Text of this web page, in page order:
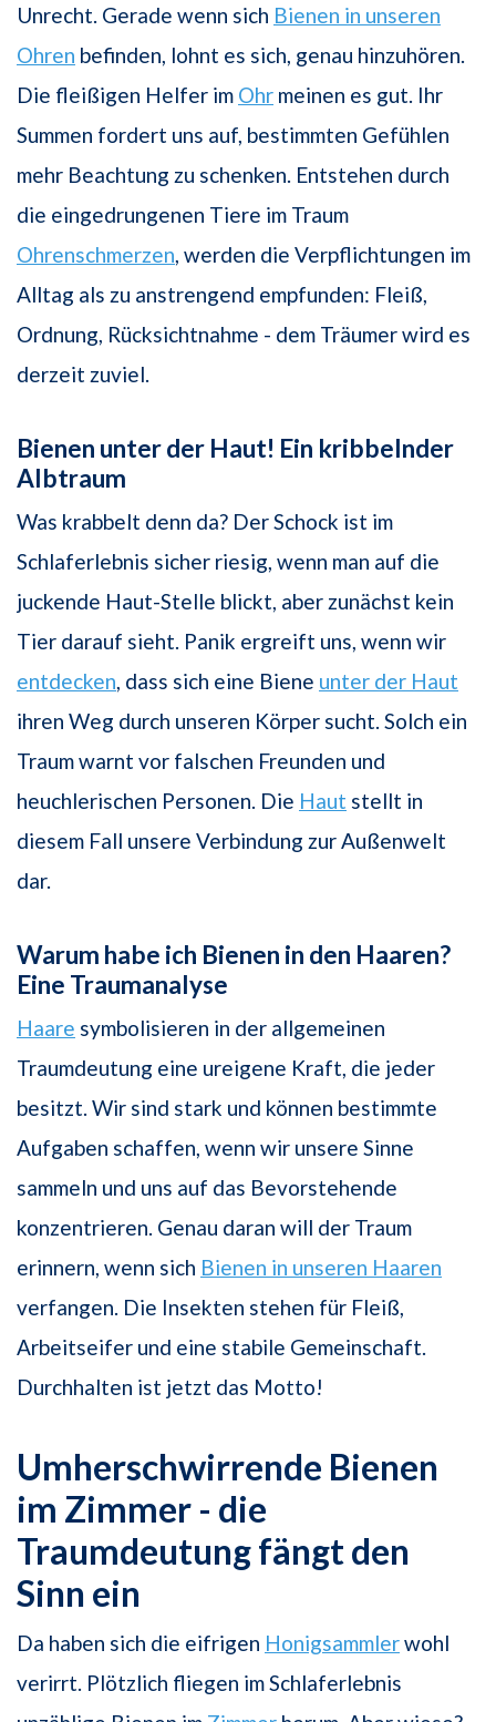
Unrecht. Gerade wenn sich Bienen in unseren
Ohren befinden, lohnt es sich, genau hinzuhören.
Die fleißigen Helfer im Ohr meinen es gut. Ihr
Summen fordert uns auf, bestimmten Gefühlen
mehr Beachtung zu schenken. Entstehen durch
die eingedrungenen Tiere im Traum
Ohrenschmerzen , werden die Verpflichtungen im
Alltag als zu anstrengend empfunden: Fleiß,
Ordnung, Rücksichtnahme - dem Träumer wird es
derzeit zuviel.
Bienen unter der Haut! Ein kribbelnder
Albtraum
Was krabbelt denn da? Der Schock ist im
Schlaferlebnis sicher riesig, wenn man auf die
juckende Haut-Stelle blickt, aber zunächst kein
Tier darauf sieht. Panik ergreift uns, wenn wir
entdecken , dass sich eine Biene unter der Haut
ihren Weg durch unseren Körper sucht. Solch ein
Traum warnt vor falschen Freunden und
heuchlerischen Personen. Die Haut stellt in
diesem Fall unsere Verbindung zur Außenwelt
dar.
Warum habe ich Bienen in den Haaren?
Eine Traumanalyse
Haare symbolisieren in der allgemeinen
Traumdeutung eine ureigene Kraft, die jeder
besitzt. Wir sind stark und können bestimmte
Aufgaben schaffen, wenn wir unsere Sinne
sammeln und uns auf das Bevorstehende
konzentrieren. Genau daran will der Traum
erinnern, wenn sich Bienen in unseren Haaren
verfangen. Die Insekten stehen für Fleiß,
Arbeitseifer und eine stabile Gemeinschaft.
Durchhalten ist jetzt das Motto!
Umherschwirrende Bienen
im Zimmer - die
Traumdeutung fängt den
Sinn ein
Da haben sich die eifrigen Honigsammlerwohl
verirrt. Plötzlich fliegen im Schlaferlebnis